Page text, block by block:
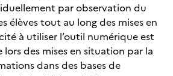
par observation du
élèves tout au long des mises en
à utiliser l’outil numérique est
des mises en situation par la
dans des bases de